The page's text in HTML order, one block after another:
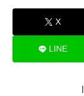
X
LINE